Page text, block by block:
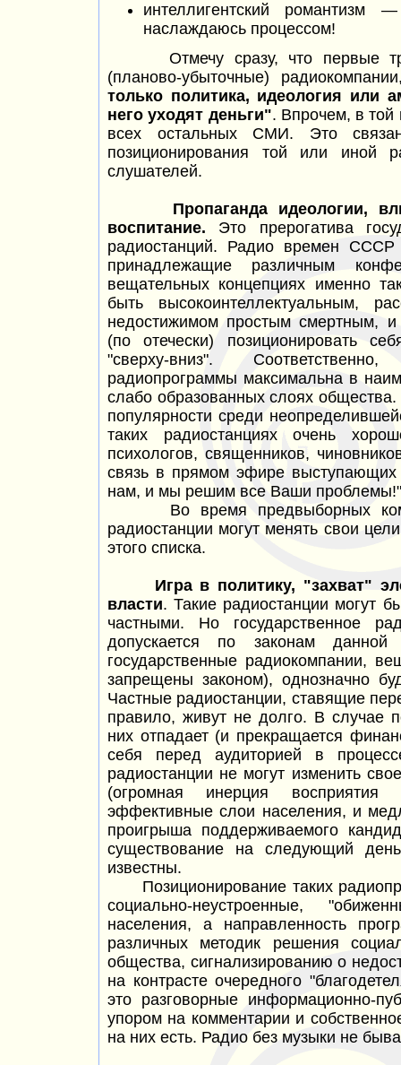
интеллигентский романтизм —
наслаждаюсь процессом!
Отмечу сразу, что первые три
(планово-убыточные)
только политика, идеология или
него уходят деньги". Впрочем, в той
всех остальных СМИ. Это
позиционирования той или иной
слушателей.
Пропаганда идеологии,
воспитание. Это прерогатива
радиостанций. Радио времен СССР
принадлежащие различным
вещательных концепциях именно
быть высокоинтеллектуальным,
недостижимом простым смертным,
(по отечески) позиционировать
"сверху-вниз".
радиопрограммы максимальна в
слабо образованных слоях
популярности среди
таких радиостанциях очень
психологов, священников,
связь в прямом эфире выступающих
нам, и мы решим все Ваши проблемы!"
Во время предвыборных
радиостанции могут менять свои
этого списка.
Игра в политику, "захват"
власти. Такие радиостанции могут
частными. Но государственное
допускается по законам
государственные радиокомпании,
запрещены законом), однозначно
Частные радиостанции, ставящие
правило, живут не долго. В случае
них отпадает (и прекращается
себя перед аудиторией в
радиостанции не могут изменить
(огромная инерция восприятия
эффективные слои населения, и
проигрыша поддерживаемого
существование на следующий
известны.
Позиционирование таких
социально-неустроенные,
населения, а направленность
различных методик решения
общества, сигнализированию о
на контрасте очередного
это разговорные информационно-
упором на комментарии и
на них есть. Радио без музыки не